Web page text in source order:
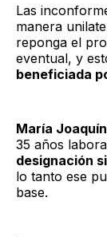
Las
manera
reponga el
eventual, y
beneficiada
María
35 años
designación
lo tanto ese
base.